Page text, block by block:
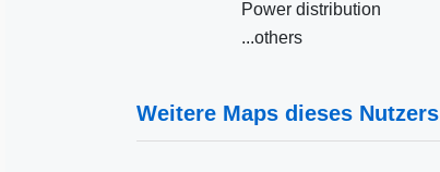
Power distribution
...others
Weitere Maps dieses Nutzers